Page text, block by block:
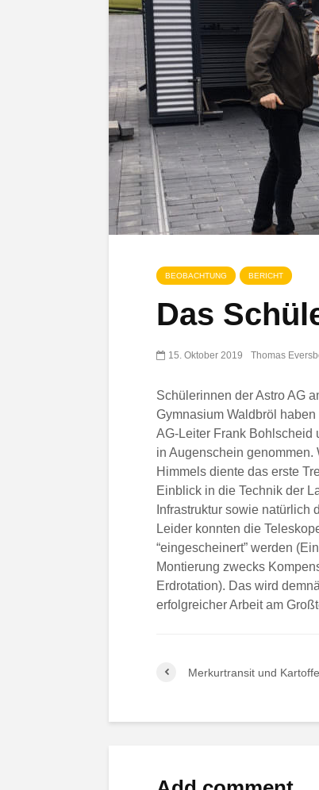
BEOBACHTUNG BERICHT
Das
15. Oktober 2019 Thomas
Schülerinnen der Astro AG
Gymnasium Waldbröl
AG-Leiter Frank Bohlscheid
in Augenschein genommen.
Himmels diente das erste
Einblick in die Technik der
Infrastruktur sowie natürlich
Leider konnten die
“eingescheinert” werden
Montierung zwecks
Erdrotation). Das wird
erfolgreicher Arbeit am
Merkurtransit und